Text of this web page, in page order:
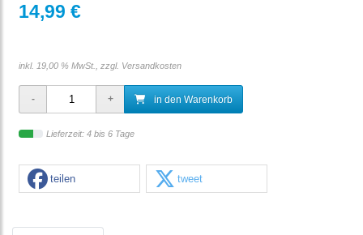
14,99 €
inkl. 19,00 % MwSt., zzgl. Versandkosten
in den Warenkorb
Lieferzeit: 4 bis 6 Tage
teilen tweet